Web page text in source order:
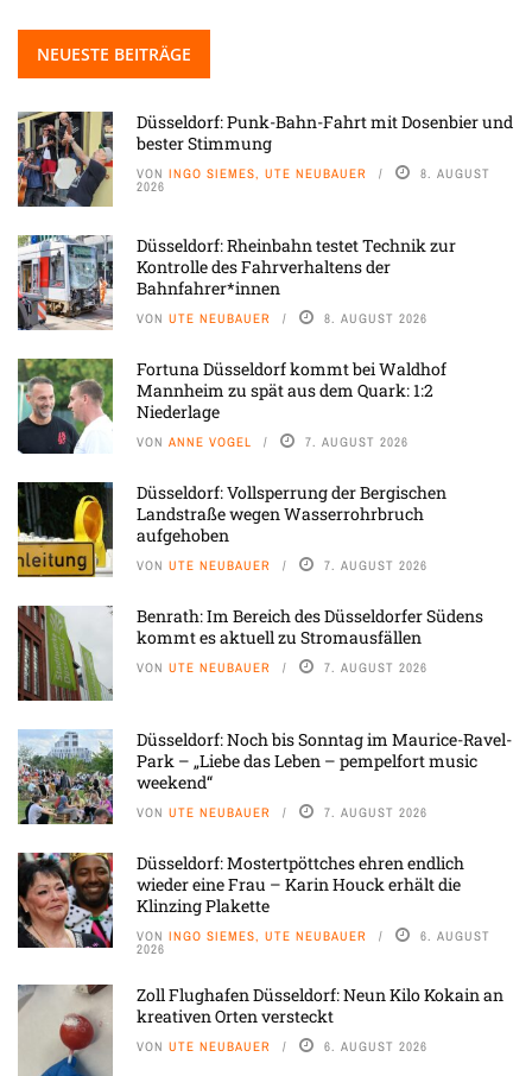
NEUESTE BEITRÄGE
Düsseldorf: Punk-Bahn-Fahrt mit Dosenbier und
bester Stimmung
VON INGO SIEMES, UTE NEUBAUER 8. AUGUST
2026
Düsseldorf: Rheinbahn testet Technik zur
Kontrolle des Fahrverhaltens der
Bahnfahrer*innen
VON UTE NEUBAUER 8. AUGUST 2026
Fortuna Düsseldorf kommt bei Waldhof
Mannheim zu spät aus dem Quark: 1:2
Niederlage
VON ANNE VOGEL 7. AUGUST 2026
Düsseldorf: Vollsperrung der Bergischen
Landstraße wegen Wasserrohrbruch
aufgehoben
VON UTE NEUBAUER 7. AUGUST 2026
Benrath: Im Bereich des Düsseldorfer Südens
kommt es aktuell zu Stromausfällen
VON UTE NEUBAUER 7. AUGUST 2026
Düsseldorf: Noch bis Sonntag im Maurice-Ravel-
Park – „Liebe das Leben – pempelfort music
weekend“
VON UTE NEUBAUER 7. AUGUST 2026
Düsseldorf: Mostertpöttches ehren endlich
wieder eine Frau – Karin Houck erhält die
Klinzing Plakette
VON INGO SIEMES, UTE NEUBAUER 6. AUGUST
2026
Zoll Flughafen Düsseldorf: Neun Kilo Kokain an
kreativen Orten versteckt
VON UTE NEUBAUER 6. AUGUST 2026